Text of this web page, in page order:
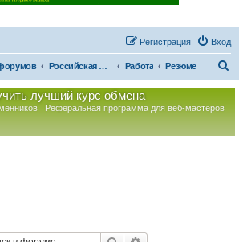
Вход
Регистрация
Российская Ассоциация Развития Игорного Бизнеса Работа Резюме
лучший курс обмена
Реферальная программа для веб-мастеров